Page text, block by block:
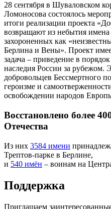
28 сентября в Шуваловском
Ломоносова состоялось
итоги реализации проекта
возвращают из небытия
захороненных как
Берлина и Вены». Проект
задача – приведение в
наследия России за рубежом.
добровольцев Бессмертного
героизме и
освобождении народов
Восстановлено более
Отечества
Из них 3584 имени
Трептов-парке в Берлине,
и 540 имён – воинам на
Поддержка
Приглашаем